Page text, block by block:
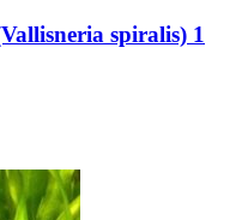
spiralis) 1